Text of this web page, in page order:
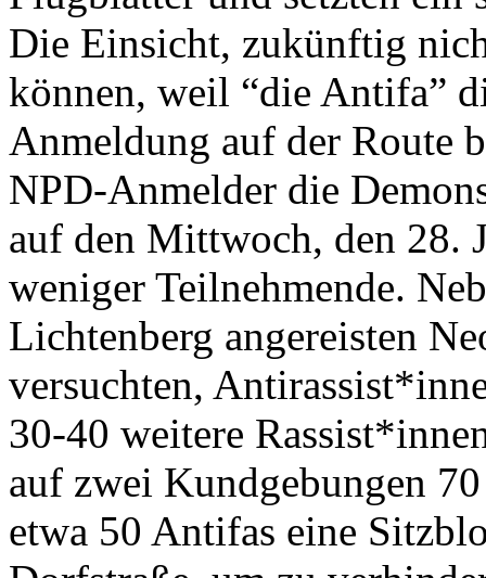
Die Einsicht, zukünftig
können, weil “die Antifa”
Anmeldung auf der Route
NPD-Anmelder die
auf den Mittwoch, den 28.
weniger Teilnehmende.
Lichtenberg angereisten
versuchten,
30-40 weitere
auf zwei Kundgebungen
etwa 50 Antifas eine